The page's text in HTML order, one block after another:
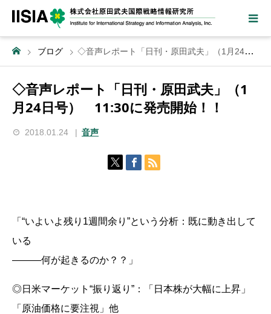
ブログ ◇音声レポート「日刊・原田武夫」（1月24日号） 11:30に発売開始！！
◇音声レポート「日刊・原田武夫」（1
月24日号） 11:30に発売開始！！
2018.01.24 音声
「“いよいよ残り1週間余り”という分析：既に動き出して
いる
―――何が起きるのか？？」
◎日米マーケット“振り返り”：「日本株が大幅に上昇」
「原油価格に要注視」他